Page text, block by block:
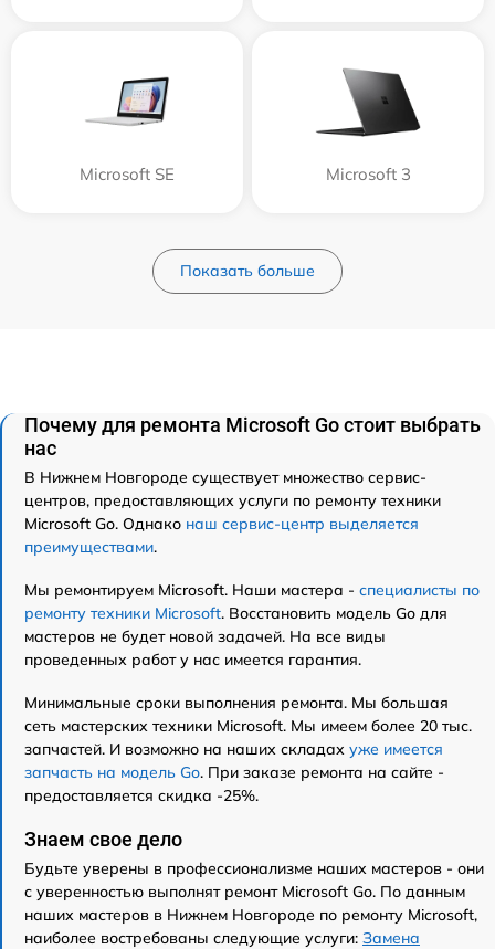
Microsoft SE Microsoft 3
Показать больше
Почему для ремонта Microsoft Go стоит выбрать
нас
В Нижнем Новгороде существует множество сервис-
центров, предоставляющих услуги по ремонту техники
Microsoft Go. Однако наш сервис-центр выделяется
преимуществами.
Мы ремонтируем Microsoft. Наши мастера - специалисты по
ремонту техники Microsoft. Восстановить модель Go для
мастеров не будет новой задачей. На все виды
проведенных работ у нас имеется гарантия.
Минимальные сроки выполнения ремонта. Мы большая
сеть мастерских техники Microsoft. Мы имеем более 20 тыс.
запчастей. И возможно на наших складах уже имеется
запчасть на модель Go. При заказе ремонта на сайте -
предоставляется скидка -25%.
Знаем свое дело
Будьте уверены в профессионализме наших мастеров - они
с уверенностью выполнят ремонт Microsoft Go. По данным
наших мастеров в Нижнем Новгороде по ремонту Microsoft,
наиболее востребованы следующие услуги: Замена